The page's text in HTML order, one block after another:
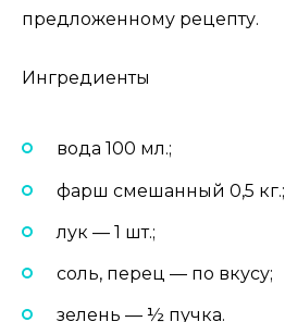
предложенному рецепту.
Ингредиенты
вода 100 мл.;
фарш смешанный 0,5 кг.;
лук — 1 шт.;
соль, перец — по вкусу;
зелень — ½ пучка.